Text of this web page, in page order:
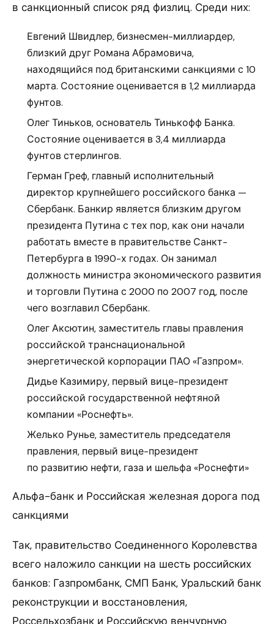
в санкционный список ряд физлиц. Среди них:
Евгений Швидлер, бизнесмен-миллиардер,
близкий друг Романа Абрамовича,
находящийся под британскими санкциями с 10
марта. Состояние оценивается в 1,2 миллиарда
фунтов.
Олег Тиньков, основатель Тинькофф Банка.
Состояние оценивается в 3,4 миллиарда
фунтов стерлингов.
Герман Греф, главный исполнительный
директор крупнейшего российского банка —
Сбербанк. Банкир является близким другом
президента Путина с тех пор, как они начали
работать вместе в правительстве Санкт-
Петербурга в 1990-х годах. Он занимал
должность министра экономического развития
и торговли Путина с 2000 по 2007 год, после
чего возглавил Сбербанк.
Олег Аксютин, заместитель главы правления
российской транснациональной
энергетической корпорации ПАО «Газпром».
Дидье Казимиру, первый вице-президент
российской государственной нефтяной
компании «Роснефть».
Желько Рунье, заместитель председателя
правления, первый вице-президент
по развитию нефти, газа и шельфа «Роснефти»
Альфа-банк и Российская железная дорога под
санкциями
Так, правительство Соединенного Королевства
всего наложило санкции на шесть российских
банков: Газпромбанк, СМП Банк, Уральский банк
реконструкции и восстановления,
Россельхозбанк и Российскую венчурную